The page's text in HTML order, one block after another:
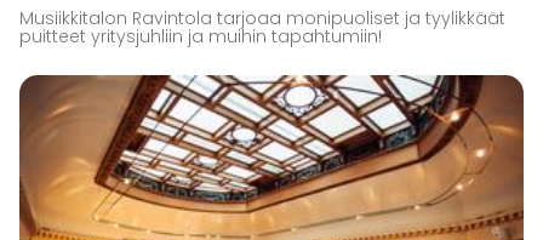
Musiikkitalon Ravintola tarjoaa monipuoliset ja tyylikkäät
puitteet yritysjuhliin ja muihin tapahtumiin!